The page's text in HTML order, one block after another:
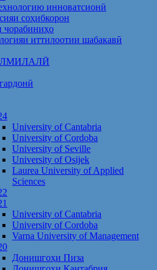
инноватсионӣ
соҳибкорон
иттилоотии шабакавӣ
University of Cantabria
University of Cordoba
University of Seville
University of Osijek
Laurea University of Applied
Sciences
University of Cantabria
University of Cordoba
Varna University of Management
Донишгоҳи Пиза